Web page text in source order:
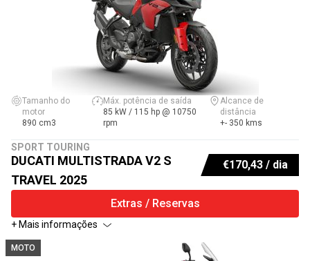
Tamanho do
motor
890 cm3
Máx. potência de saída
85 kW / 115 hp @ 10750
rpm
Alcance de
distância
+- 350 kms
SPORT TOURING
DUCATI MULTISTRADA V2 S
TRAVEL 2025
€170,43 / dia
Extras / Reservas
+ Mais informações
MOTO